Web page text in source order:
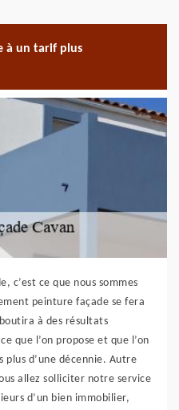
à un tarif plus
c’est ce que nous sommes
peinture façade se fera
à des résultats
que l’on propose et que l’on
plus d’une décennie. Autre
allez solliciter notre service
d’un bien immobilier,